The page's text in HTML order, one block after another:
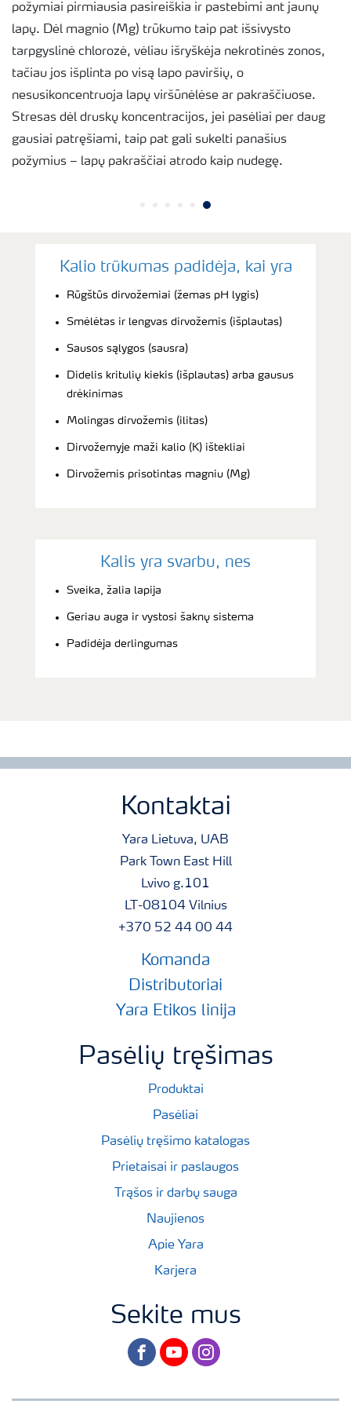
požymiai pirmiausia pasireiškia ir pastebimi ant jaunų
lapų. Dėl magnio (Mg) trūkumo taip pat išsivysto
tarpgyslinė chlorozė, vėliau išryškėja nekrotinės zonos,
tačiau jos išplinta po visą lapo paviršių, o
nesusikoncentruoja lapų viršūnėlėse ar pakraščiuose.
Stresas dėl druskų koncentracijos, jei pasėliai per daug
gausiai patręšiami, taip pat gali sukelti panašius
požymius – lapų pakraščiai atrodo kaip nudegę.
Kalio trūkumas padidėja, kai yra
Rūgštūs dirvožemiai (žemas pH lygis)
Smėlėtas ir lengvas dirvožemis (išplautas)
Sausos sąlygos (sausra)
Didelis kritulių kiekis (išplautas) arba gausus
drėkinimas
Molingas dirvožemis (ilitas)
Dirvožemyje maži kalio (K) ištekliai
Dirvožemis prisotintas magniu (Mg)
Kalis yra svarbu, nes
Sveika, žalia lapija
Geriau auga ir vystosi šaknų sistema
Padidėja derlingumas
Kontaktai
Yara Lietuva, UAB
Park Town East Hill
Lvivo g.101
LT-08104 Vilnius
+370 52 44 00 44
Komanda
Distributoriai
Yara Etikos linija
Pasėlių tręšimas
Produktai
Pasėliai
Pasėlių tręšimo katalogas
Prietaisai ir paslaugos
Trąšos ir darbų sauga
Naujienos
Apie Yara
Karjera
Sekite mus
facebookyoutubeinstagram